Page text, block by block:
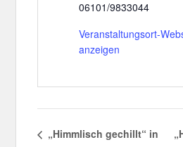
06101/9833044
Veranstaltungsort-
anzeigen
„Himmlisch gechillt“ in